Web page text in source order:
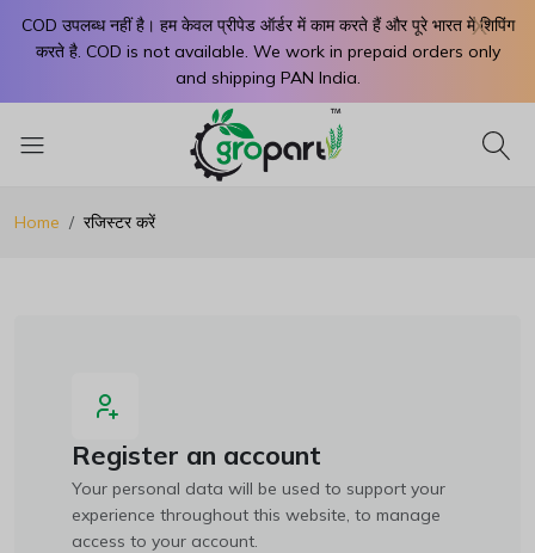
COD उपलब्ध नहीं है। हम केवल प्रीपेड ऑर्डर में काम करते हैं और पूरे भारत में शिपिंग
करते है. COD is not available. We work in prepaid orders only
and shipping PAN India.
X
Home रजिस्टर करें
Register an account
Your personal data will be used to support your
experience throughout this website, to manage
access to your account.